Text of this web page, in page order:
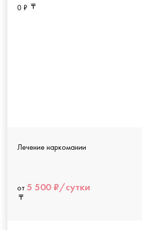
0 ₽
Лечение наркомании
от 5 500 ₽/сутки